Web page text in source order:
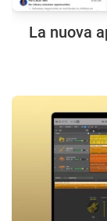
La nuova